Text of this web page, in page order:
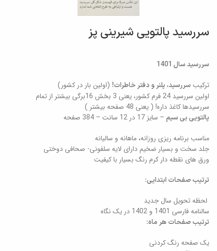
سررسید پالتویی شیرینی پز
سررسید سال 1401
ترکیب سررسید، پلنر و دفتر خاطرات! (اولین بار در کشور)
اولین سررسید 24 فرم کشور، یعنی 3 بخش 16برگی بیشتر از تمام
سررسیدها کاغذ داره! ( یعنی 48 صفحه بیشتر )
پالتویی بی سیم – سایز 17 در 12 سانت – 384 صفحه
مناسب برنامه ریزی روزانه، ماهانه و سالیانه
جلد سخت و بسیار ضخیم دارای لایه سلفونی- صحافی دوختی
ورق های نقطه دار کرم رنگ بسیار با کیفیت
ترتیب صفحات ابتدایی:
لحظه تحویل سال جدید
سالنامه فارسی 1401 و 1402 در یک نگاه
ترتیب صفحات هر ماه:
یک صفحه رنگ کردنی